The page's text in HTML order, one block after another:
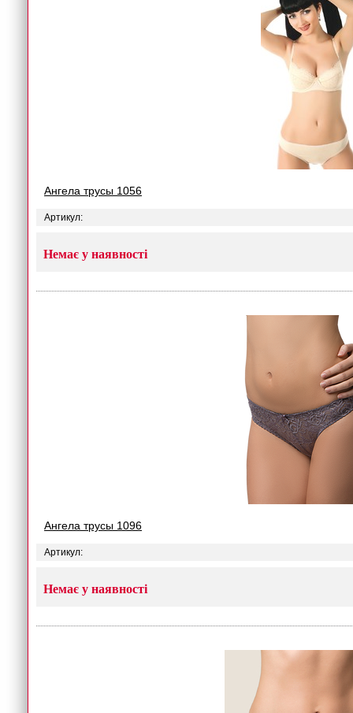
Ангела трусы 1056
Артикул:
Немає у наявності
Ангела трусы 1096
Артикул:
Немає у наявності